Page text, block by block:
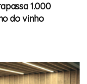
1.000
do vinho